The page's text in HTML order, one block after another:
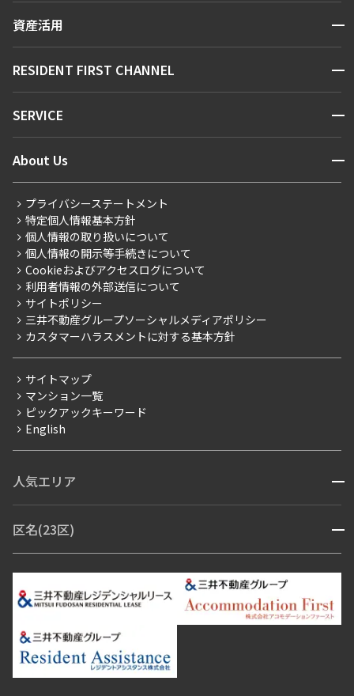
新着情報から探す
新着募集情報
こだわりから探す
こだわり一覧
プレミアムマンション
新築
当社限定（港区・渋谷区）
当社限定（港区・渋谷区以外）
三井不動産企画
賃料改定
フリーレント
ペット可
ブランドマンション
お問い合わせ
資産活用 開閉
お問い合わせ
RESIDENT FIRST CHANNEL 開閉
マンションレポート
住まいのコラム
SERVICE 開閉
会員ページ
ご入居・提携サービス
お部屋探しからご契約まで
よくあるご質問
社宅紹介
【仲介会社様向け】当社仲介事業部取り扱い物件入居申込
About Us 開閉
会社情報
事業案内
採用情報
ニュースリリース
お問い合わせ
プライバシーステートメント
特定個人情報基本方針
個人情報の取り扱いについて
個人情報の開示等手続きについて
Cookieおよびアクセスログについて
利用者情報の外部送信について
サイトポリシー
三井不動産グループソーシャルメディアポリシー
カスタマーハラスメントに対する基本方針
サイトマップ
マンション一覧
ピックアックキーワード
English
人気エリア 開閉
青山・表参道・原宿
市ヶ谷・神楽坂・飯田橋
三田・芝・浜松町
芝浦・汐留・品川
月島・勝どき・豊洲
本郷・春日・小石川
目白・高田馬場・早稲田
中野・荻窪
池尻大橋・三軒茶屋
祐天寺・学芸大学・自由が丘
駒沢・用賀・二子玉川
成城・砧
区名(23区) 開閉
江東区 台東区 墨田区
中野区
豊島区
杉並区 板橋区 練馬区 荒川区
足立区
葛飾区
江戸川区